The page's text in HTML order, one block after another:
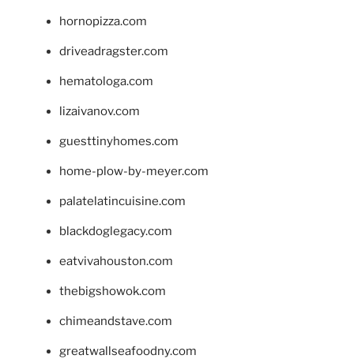
hornopizza.com
driveadragster.com
hematologa.com
lizaivanov.com
guesttinyhomes.com
home-plow-by-meyer.com
palatelatincuisine.com
blackdoglegacy.com
eatvivahouston.com
thebigshowok.com
chimeandstave.com
greatwallseafoodny.com